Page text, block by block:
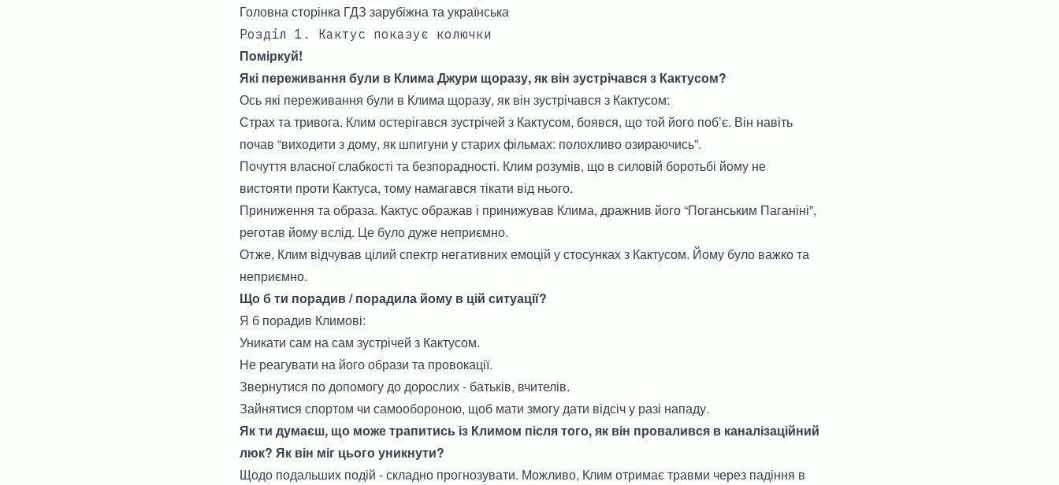
Головна сторінка ГДЗ зарубіжна та українська
Розділ 1. Кактус показує колючки
Пoміркуй!
Які переживання були в Клима Джури щоразу, як він зустрічався з Кактусом?
Ось які переживання були в Клима щоразу, як він зустрічався з Кактусом:
Страх та тривога. Клим остерігався зустрічей з Кактусом, боявся, що той його поб’є. Він навіть
почав “виходити з дому, як шпигуни у старих фільмах: полохливо озираючись”.
Почуття власної слабкості та безпорадності. Клим розумів, що в силовій боротьбі йому не
вистояти проти Кактуса, тому намагався тікати від нього.
Приниження та образа. Кактус ображав і принижував Клима, дражнив його “Поганським Паганіні”,
реготав йому вслід. Це було дуже неприємно.
Отже, Клим відчував цілий спектр негативних емоцій у стосунках з Кактусом. Йому було важко та
неприємно.
Що б ти порадив / порадила йому в цій ситуації?
Я б порадив Климові:
Уникати сам на сам зустрічей з Кактусом.
Не реагувати на його образи та провокації.
Звернутися по допомогу до дорослих - батьків, вчителів.
Зайнятися спортом чи самообороною, щоб мати змогу дати відсіч у разі нападу.
Як ти думаєш, що може трапитись із Климом після того, як він провалився в каналізаційний
люк? Як він міг цього уникнути?
Щодо подальших подій - складно прогнозувати. Можливо, Клим отримає травми через падіння в